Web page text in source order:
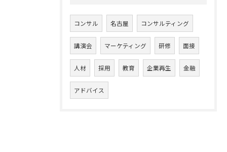
コンサル 名古屋 コンサルティング
講演会 マーケティング 研修 面接
人材 採用 教育 企業再生 金融
アドバイス